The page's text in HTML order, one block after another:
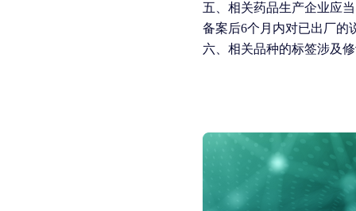
五、相关药品生产企业应
备案后6个月内对已出厂的
六、相关品种的标签涉及